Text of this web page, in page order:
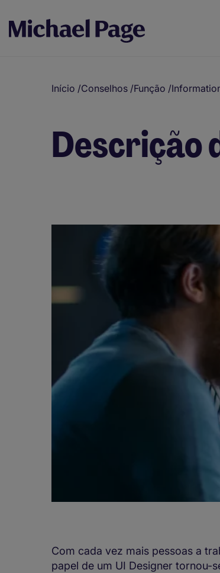
Início /Conselhos /Função /
Descrição
Com cada vez mais pessoas a
papel de um UI Designer tornou-